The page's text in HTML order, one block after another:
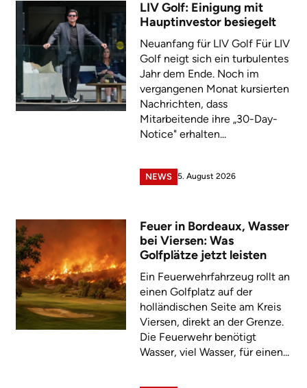
LIV Golf: Einigung mit
Hauptinvestor besiegelt
Neuanfang für LIV Golf Für LIV
Golf neigt sich ein turbulentes
Jahr dem Ende. Noch im
vergangenen Monat kursierten
Nachrichten, dass
Mitarbeitende ihre „30-Day-
Notice" erhalten...
NEWS 5. August 2026
Feuer in Bordeaux, Wasser
bei Viersen: Was
Golfplätze jetzt leisten
Ein Feuerwehrfahrzeug rollt an
einen Golfplatz auf der
holländischen Seite am Kreis
Viersen, direkt an der Grenze.
Die Feuerwehr benötigt
Wasser, viel Wasser, für einen...